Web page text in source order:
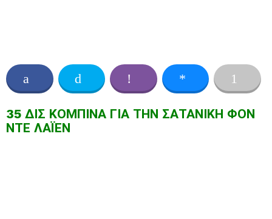
35 ΔΙΣ ΚΟΜΠΙΝΑ ΓΙΑ ΤΗΝ ΣΑΤΑΝΙΚΗ ΦΟΝ
ΝΤΕ ΛΑΪΕΝ